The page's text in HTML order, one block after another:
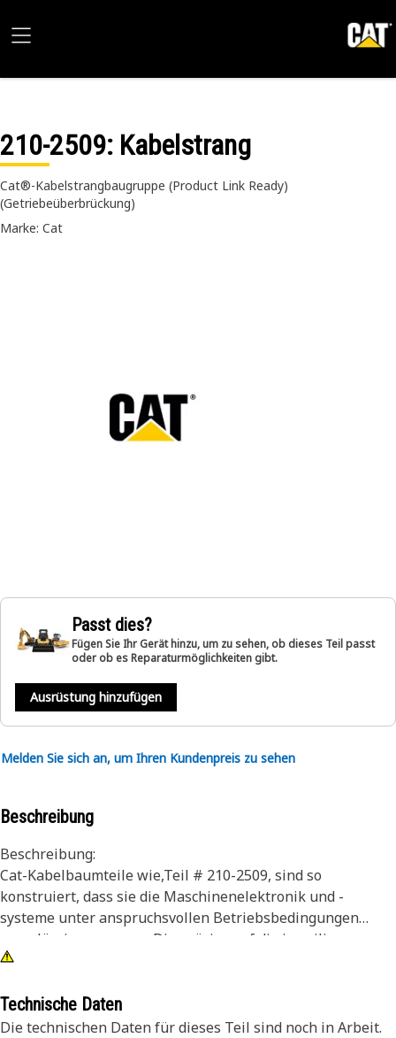
210-2509: Kabelstrang
Cat®-Kabelstrangbaugruppe (Product Link Ready)
(Getriebeüberbrückung)
Marke: Cat
Passt dies?
Fügen Sie Ihr Gerät hinzu, um zu sehen, ob dieses Teil passt
oder ob es Reparaturmöglichkeiten gibt.
Ausrüstung hinzufügen
Melden Sie sich an, um Ihren Kundenpreis zu sehen
Beschreibung
Beschreibung:
Cat-Kabelbaumteile wie,Teil # 210-2509, sind so
konstruiert, dass sie die Maschinenelektronik und -
systeme unter anspruchsvollen Betriebsbedingungen
zuverlässig versorgen. Die präzise auf die jeweiligen
Maschinenanforderungen abgestimmten Kabelstränge
Wartung von Cat-Maschinen vor Ort.
Technische Daten
Die technischen Daten für dieses Teil sind noch in Arbeit.